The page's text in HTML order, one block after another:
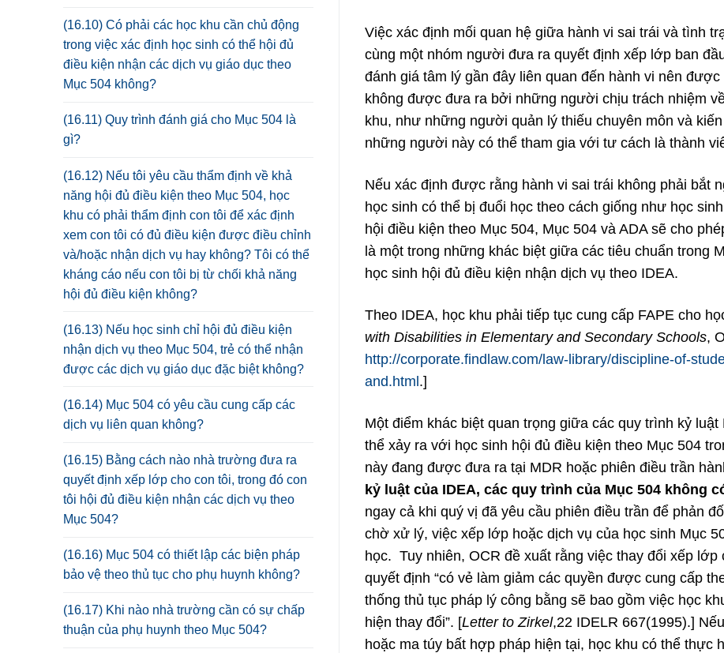
(16.10) Có phải các học khu cần chủ động
trong việc xác định học sinh có thể hội đủ
điều kiện nhận các dịch vụ giáo dục theo
Mục 504 không?
(16.11) Quy trình đánh giá cho Mục 504 là
gì?
(16.12) Nếu tôi yêu cầu thẩm định về khả
năng hội đủ điều kiện theo Mục 504, học
khu có phải thẩm định con tôi để xác định
xem con tôi có đủ điều kiện được điều chỉnh
và/hoặc nhận dịch vụ hay không? Tôi có thể
kháng cáo nếu con tôi bị từ chối khả năng
hội đủ điều kiện không?
(16.13) Nếu học sinh chỉ hội đủ điều kiện
nhận dịch vụ theo Mục 504, trẻ có thể nhận
được các dịch vụ giáo dục đặc biệt không?
(16.14) Mục 504 có yêu cầu cung cấp các
dịch vụ liên quan không?
(16.15) Bằng cách nào nhà trường đưa ra
quyết định xếp lớp cho con tôi, trong đó con
tôi hội đủ điều kiện nhận các dịch vụ theo
Mục 504?
(16.16) Mục 504 có thiết lập các biện pháp
bảo vệ theo thủ tục cho phụ huynh không?
(16.17) Khi nào nhà trường cần có sự chấp
thuận của phụ huynh theo Mục 504?
Việc xác định mối quan hệ giữa hành vi sai trái và tình
cùng một nhóm người đưa ra quyết định xếp lớp ban
đánh giá tâm lý gần đây liên quan đến hành vi nên
không được đưa ra bởi những người chịu trách nhiệm
khu, như những người quản lý thiếu chuyên môn và
những người này có thể tham gia với tư cách là thành
Nếu xác định được rằng hành vi sai trái không phải bắt
học sinh có thể bị đuổi học theo cách giống như học
hội điều kiện theo Mục 504, Mục 504 và ADA sẽ cho
là một trong những khác biệt giữa các tiêu chuẩn trong
học sinh hội đủ điều kiện nhận dịch vụ theo IDEA.
Theo IDEA, học khu phải tiếp tục cung cấp FAPE cho
with Disabilities in Elementary and Secondary Schools,
http://corporate.findlaw.com/law-library/discipline-of-
and.html.]
Một điểm khác biệt quan trọng giữa các quy trình kỷ
thể xảy ra với học sinh hội đủ điều kiện theo Mục 504
này đang được đưa ra tại MDR hoặc phiên điều trần
kỷ luật của IDEA, các quy trình của Mục 504 không
ngay cả khi quý vị đã yêu cầu phiên điều trần để phản
chờ xử lý, việc xếp lớp hoặc dịch vụ của học sinh Mục
học. Tuy nhiên, OCR đề xuất rằng việc thay đổi xếp
quyết định “có vẻ làm giảm các quyền được cung cấp
thống thủ tục pháp lý công bằng sẽ bao gồm việc học
hiện thay đổi”. [Letter to Zirkel,22 IDELR 667(1995).]
hoặc ma túy bất hợp pháp hiện tại, học khu có thể thực